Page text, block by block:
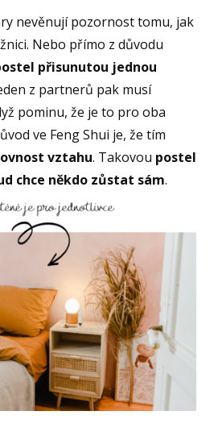
nevěnují pozornost tomu, jak
Nebo přímo z důvodu
přisunutou jednou
z partnerů pak musí
pominu, že je to pro oba
ve Feng Shui je, že tím
vztahu. Takovou postel
chce někdo zůstat sám.